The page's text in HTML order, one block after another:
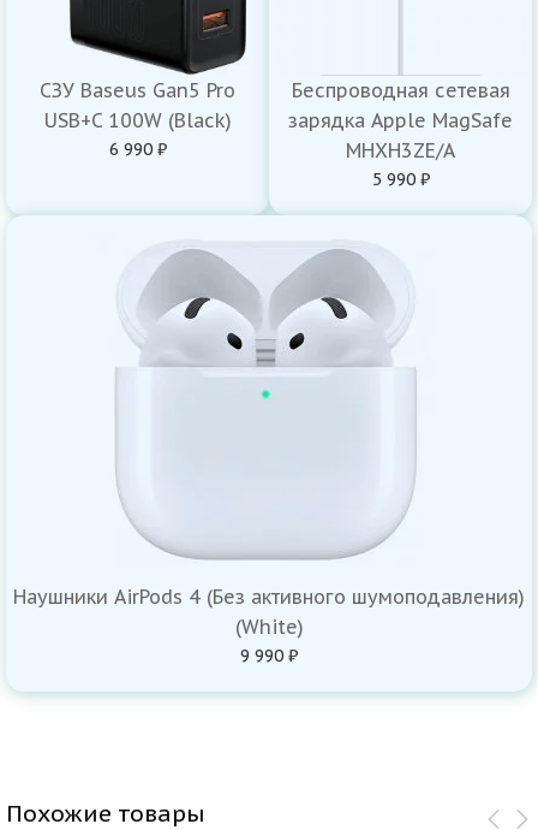
СЗУ Baseus Gan5 Pro
USB+C 100W (Black)
6 990 ₽
Беспроводная сетевая
зарядка Apple MagSafe
MHXH3ZE/A
5 990 ₽
Наушники AirPods 4 (Без активного шумоподавления)
(White)
9 990 ₽
Похожие товары